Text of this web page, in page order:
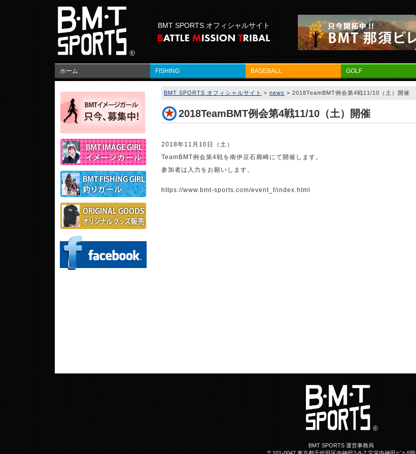
BMT SPORTS オフィシャルサイト
ホーム FISHING BASEBALL GOLF
BMT SPORTS オフィシャルサイト > news > 2018TeamBMT例会第4戦11/10（土）開催
2018TeamBMT例会第4戦11/10（土）開催
2018年11月10日（土）
TeamBMT例会第4戦を南伊豆石廊崎にて開催します。
参加者は入力をお願いします。
https://www.bmt-sports.com/event_f/index.html
BMT SPORTS 運営事務局